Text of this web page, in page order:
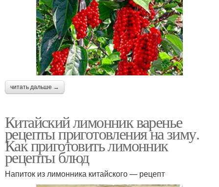
читать дальше →
Китайский лимонник варенье
рецепты приготовления на зиму.
Как приготовить лимонник
рецепты блюд
Напиток из лимонника китайского — рецепт